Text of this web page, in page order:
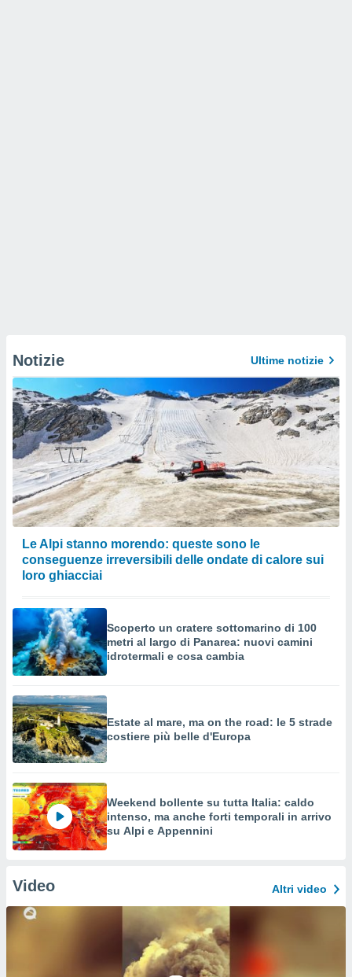
Notizie Ultime notizie
Le Alpi stanno morendo: queste sono le
conseguenze irreversibili delle ondate di calore sui
loro ghiacciai
Scoperto un cratere sottomarino di 100
metri al largo di Panarea: nuovi camini
idrotermali e cosa cambia
Estate al mare, ma on the road: le 5 strade
costiere più belle d'Europa
Weekend bollente su tutta Italia: caldo
intenso, ma anche forti temporali in arrivo
su Alpi e Appennini
Video Altri video